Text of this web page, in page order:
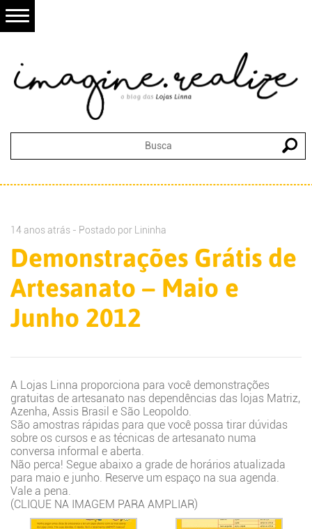
14 anos atrás - Postado por Lininha
Demonstrações Grátis de
Artesanato – Maio e
Junho 2012
A Lojas Linna proporciona para você demonstrações
gratuitas de artesanato nas dependências das lojas Matriz,
Azenha, Assis Brasil e São Leopoldo.
São amostras rápidas para que você possa tirar dúvidas
sobre os cursos e as técnicas de artesanato numa
conversa informal e aberta.
Não perca! Segue abaixo a grade de horários atualizada
para maio e junho. Reserve um espaço na sua agenda.
Vale a pena.
(CLIQUE NA IMAGEM PARA AMPLIAR)